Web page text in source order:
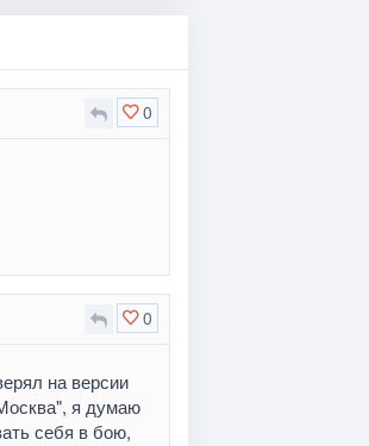
0
0
на версии
я думаю
себя в бою,